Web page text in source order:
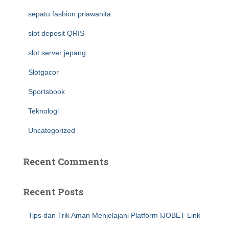
sepatu fashion priawanita
slot deposit QRIS
slot server jepang
Slotgacor
Sportsbook
Teknologi
Uncategorized
Recent Comments
Recent Posts
Tips dan Trik Aman Menjelajahi Platform IJOBET Link